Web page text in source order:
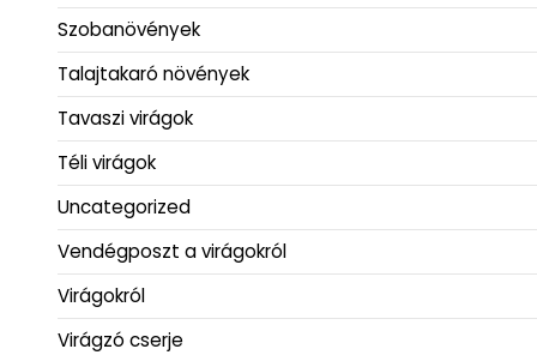
Szobanövények
Talajtakaró növények
Tavaszi virágok
Téli virágok
Uncategorized
Vendégposzt a virágokról
Virágokról
Virágzó cserje